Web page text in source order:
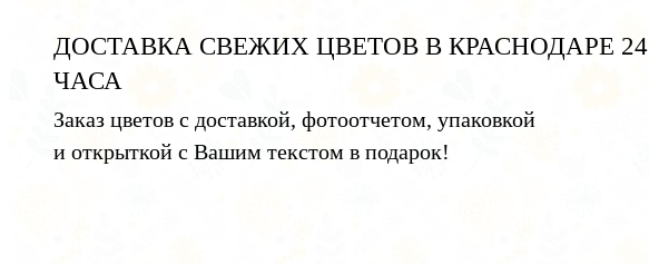
ДОСТАВКА СВЕЖИХ ЦВЕТОВ В КРАСНОДАРЕ 24
ЧАСА
Заказ цветов с доставкой, фотоотчетом, упаковкой
и открыткой с Вашим текстом в подарок!